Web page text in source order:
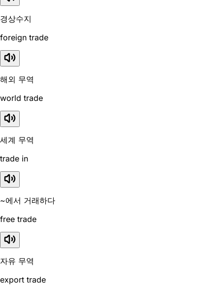
경상수지
foreign trade
해외 무역
world trade
세계 무역
trade in
~에서 거래하다
free trade
자유 무역
export trade